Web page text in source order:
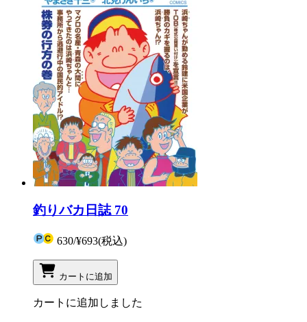
釣りバカ日誌 70
630/¥693(税込)
カートに追加
カートに追加しました